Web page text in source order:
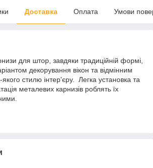
Доставка Оплата Умови
для штор, завдяки традиційній формі,
декорування вікон та відмінним
стилю інтер'єру. Легка установка та
металевих карнизів роблять їх